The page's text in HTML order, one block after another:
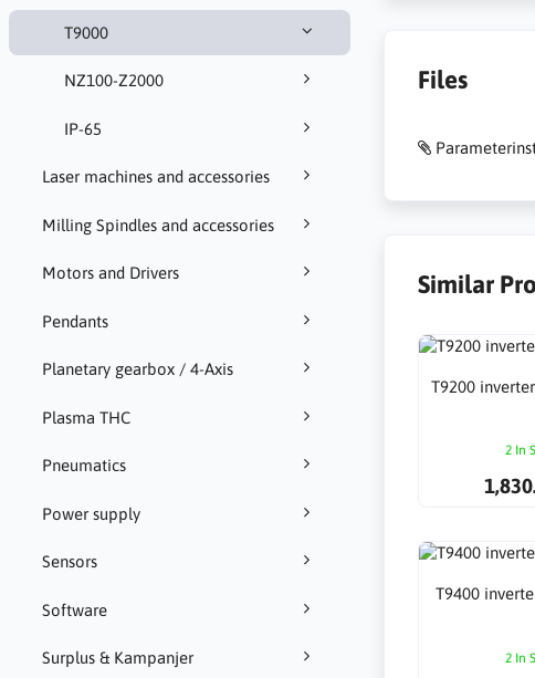
T9000
NZ100-Z2000
IP-65
Laser machines and accessories
Milling Spindles and accessories
Motors and Drivers
Pendants
Planetary gearbox / 4-Axis
Plasma THC
Pneumatics
Power supply
Sensors
Software
Surplus & Kampanjer
Files
Similar
T9200
2 In
T9400
2 In